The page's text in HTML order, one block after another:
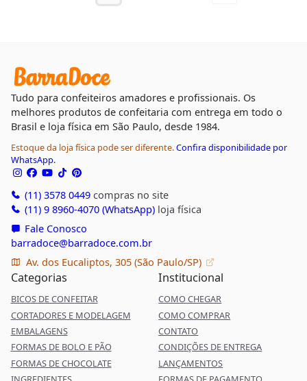
Tudo para confeiteiros amadores e profissionais. Os
melhores produtos de confeitaria com entrega em todo o
Brasil e loja física em São Paulo, desde 1984.
Estoque da loja física pode ser diferente.Confira disponibilidade por
WhatsApp.
(11) 3578 0449compras no site
(11) 9 8960-4070 (WhatsApp)loja física
Fale Conosco
barradoce@barradoce.com.br
Av. dos Eucaliptos, 305 (São Paulo/SP)
Categorias
BICOS DE CONFEITAR
CORTADORES E MODELAGEM
EMBALAGENS
FORMAS DE BOLO E PÃO
FORMAS DE CHOCOLATE
Institucional
COMO CHEGAR
COMO COMPRAR
CONTATO
CONDIÇÕES DE ENTREGA
LANÇAMENTOS